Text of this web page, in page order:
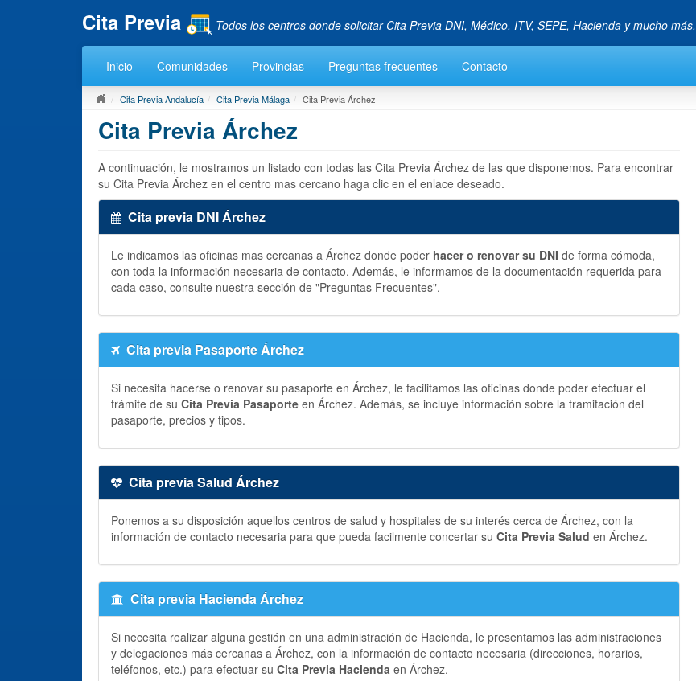
Cita Previa Todos los centros donde solicitar Cita Previa DNI, Médico, ITV, SEPE, Hacienda y mucho más.
Inicio Comunidades Provincias Preguntas frecuentes Contacto
Cita Previa Andalucía Cita Previa Málaga Cita Previa Árchez
Cita Previa Árchez
A continuación, le mostramos un listado con todas las Cita Previa Árchez de las que disponemos. Para encontrar
su Cita Previa Árchez en el centro mas cercano haga clic en el enlace deseado.
Cita previa DNI Árchez
Le indicamos las oficinas mas cercanas a Árchez donde poder hacer o renovar su DNI de forma cómoda,
con toda la información necesaria de contacto. Además, le informamos de la documentación requerida para
cada caso, consulte nuestra sección de "Preguntas Frecuentes".
Cita previa Pasaporte Árchez
Si necesita hacerse o renovar su pasaporte en Árchez, le facilitamos las oficinas donde poder efectuar el
trámite de su Cita Previa Pasaporte en Árchez. Además, se incluye información sobre la tramitación del
pasaporte, precios y tipos.
Cita previa Salud Árchez
Ponemos a su disposición aquellos centros de salud y hospitales de su interés cerca de Árchez, con la
información de contacto necesaria para que pueda facilmente concertar su Cita Previa Salud en Árchez.
Cita previa Hacienda Árchez
Si necesita realizar alguna gestión en una administración de Hacienda, le presentamos las administraciones
y delegaciones más cercanas a Árchez, con la información de contacto necesaria (direcciones, horarios,
teléfonos, etc.) para efectuar su Cita Previa Hacienda en Árchez.